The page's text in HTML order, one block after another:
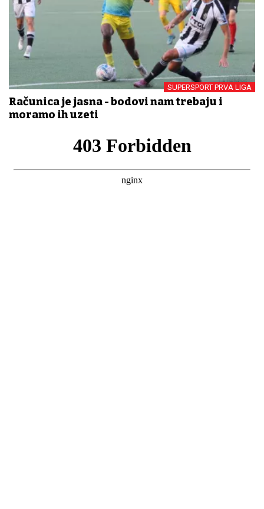
SUPERSPORT PRVA LIGA
Računica je jasna - bodovi nam trebaju i
moramo ih uzeti